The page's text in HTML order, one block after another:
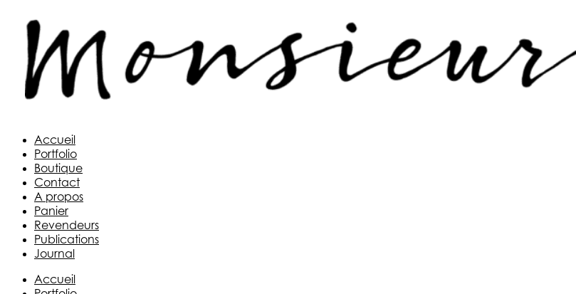
contenu
Accueil
Portfolio
Boutique
Contact
A propos
Panier
Revendeurs
Publications
Journal
Accueil